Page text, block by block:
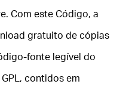
Com este Código, a
gratuito de cópias
fonte legível do
contidos em